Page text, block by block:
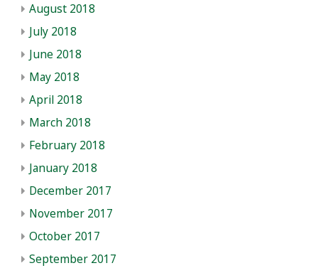
August 2018
July 2018
June 2018
May 2018
April 2018
March 2018
February 2018
January 2018
December 2017
November 2017
October 2017
September 2017